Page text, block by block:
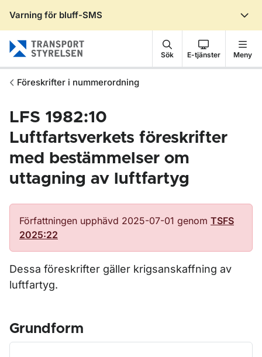
Varning för bluff-SMS
Sök E-tjänster Meny
Föreskrifter i nummerordning
LFS 1982:10
Luftfartsverkets föreskrifter
med bestämmelser om
uttagning av luftfartyg
Författningen upphävd 2025-07-01 genom TSFS
2025:22
Dessa föreskrifter gäller krigsanskaffning av
luftfartyg.
Grundform